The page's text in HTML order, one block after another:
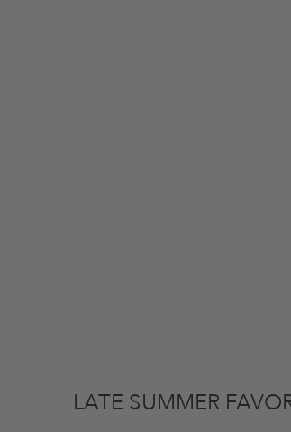
LATE SUMMER